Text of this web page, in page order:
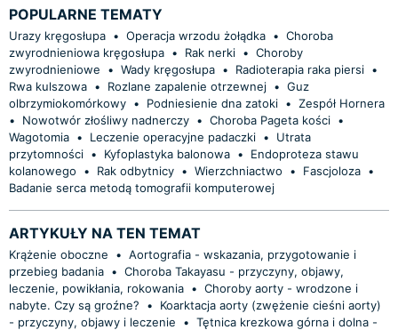
POPULARNE TEMATY
Urazy kręgosłupa • Operacja wrzodu żołądka • Choroba
zwyrodnieniowa kręgosłupa • Rak nerki • Choroby
zwyrodnieniowe
• Wady kręgosłupa • Radioterapia raka piersi •
Rwa kulszowa • Rozlane zapalenie otrzewnej • Guz
olbrzymiokomórkowy • Podniesienie dna zatoki • Zespół Hornera
•
Nowotwór złośliwy nadnerczy • Choroba Pageta kości •
Wagotomia • Leczenie operacyjne padaczki •
Utrata
przytomności • Kyfoplastyka balonowa •
Endoproteza stawu
kolanowego
• Rak odbytnicy • Wierzchniactwo • Fascjoloza •
Badanie serca metodą tomografii komputerowej
ARTYKUŁY NA TEN TEMAT
Krążenie oboczne • Aortografia - wskazania, przygotowanie i
przebieg badania • Choroba Takayasu - przyczyny, objawy,
leczenie, powikłania, rokowania • Choroby aorty - wrodzone i
nabyte. Czy są groźne?
•
Koarktacja aorty (zwężenie cieśni aorty)
- przyczyny, objawy i leczenie
• Tętnica krezkowa górna i dolna -